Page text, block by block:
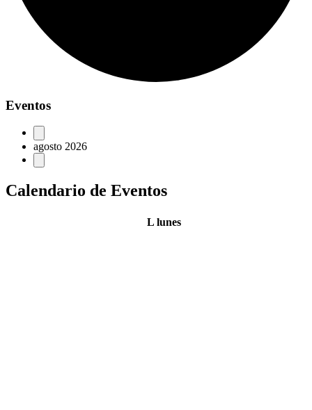
Eventos
agosto 2026
Calendario de Eventos
L lunes